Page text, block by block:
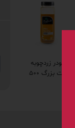
پودر زردچوبه
پت بزرگ ۵۰۰